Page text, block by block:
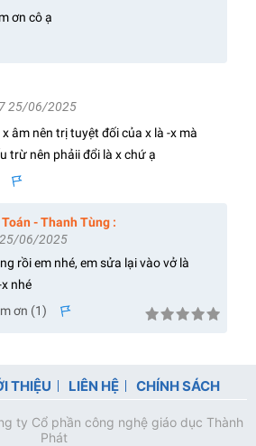
ơn cô ạ
25/06/2025
âm nên trị tuyệt đối của x là -x mà
trừ nên phảii đổi là x chứ ạ
Toán - Thanh Tùng :
06/2025
rồi em nhé, em sửa lại vào vở là
nhé
ơn (1)
THIỆU LIÊN HỆ CHÍNH SÁCH
ty Cổ phần công nghệ giáo dục Thành
Phát